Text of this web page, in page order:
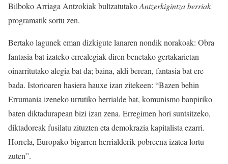
Bilboko Arriaga Antzokiak bultzatutakoAntzerkigintza berriak
programatik sortu zen.
Bertako lagunek eman dizkigute lanaren nondik norakoak: Obra
fantasia bat izateko errealegiak diren benetako gertakarietan
oinarritutako alegia bat da; baina, aldi berean, fantasia bat ere
bada. Istorioaren hasiera hauxe izan zitekeen: “Bazen behin
Errumania izeneko urrutiko herrialde bat, komunismo banpiriko
baten diktadurapean bizi izan zena. Erregimen hori suntsitzeko,
diktadoreak fusilatu zituzten eta demokrazia kapitalista ezarri.
Horrela, Europako bigarren herrialderik pobreena izatea lortu
zuten”.